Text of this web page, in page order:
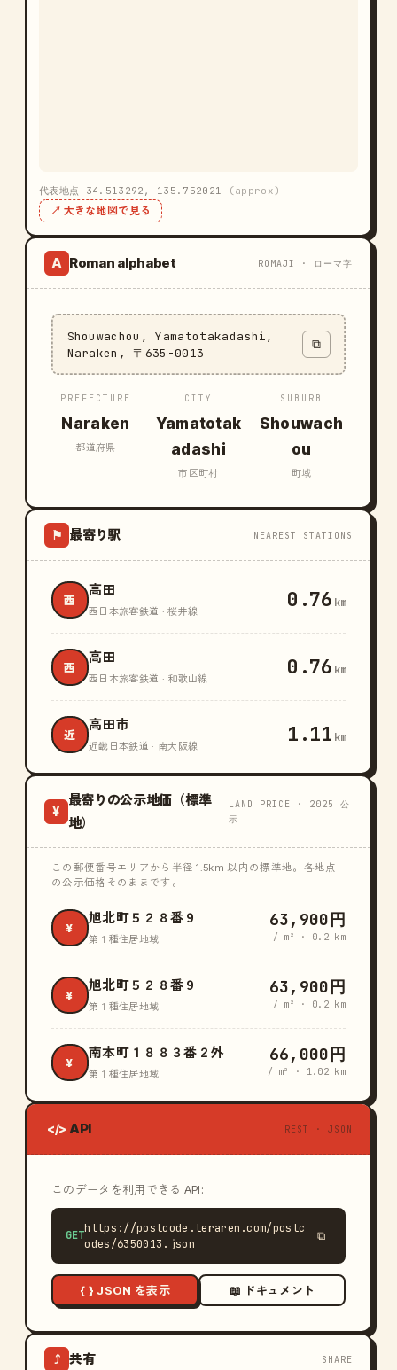
代表地点 34.513292, 135.752021 (approx)
↗ 大きな地図で見る
A Roman alphabet ROMAJI · ローマ字
Shouwachou, Yamatotakadashi,
Naraken, 〒635-0013
⧉
PREFECTURE
Naraken
都道府県
CITY
Yamatotak
adashi
市区町村
SUBURB
Shouwach
ou
町域
⚑ 最寄り駅 NEAREST STATIONS
西
高田
西日本旅客鉄道 · 桜井線 0.76 km
西
高田
西日本旅客鉄道 · 和歌山線 0.76 km
近
高田市
近畿日本鉄道 · 南大阪線 1.11 km
¥
最寄りの公示地価（標準
地）
LAND PRICE · 2025 公
示
この郵便番号エリアから半径 1.5km 以内の標準地。各地点
の公示価格そのままです。
¥
旭北町５２８番９
第１種住居地域
63,900円
/ m² · 0.2 km
¥
旭北町５２８番９
第１種住居地域
63,900円
/ m² · 0.2 km
¥
南本町１８８３番２外
第１種住居地域
66,000円
/ m² · 1.02 km
</> API REST · JSON
このデータを利用できる API:
GET
https://postcode.teraren.com/postc
odes/6350013.json
⧉
{ } JSON を表示 📖 ドキュメント
⤴ 共有 SHARE